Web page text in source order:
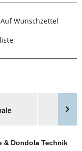
Auf Wunschzettel
& Dondola Technik